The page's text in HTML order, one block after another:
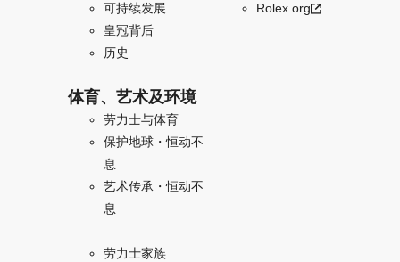
可持续发展
皇冠背后
历史
体育、艺术及环境
劳力士与体育
保护地球・恒动不
息
艺术传承・恒动不
息
劳力士家族
Rolex.org